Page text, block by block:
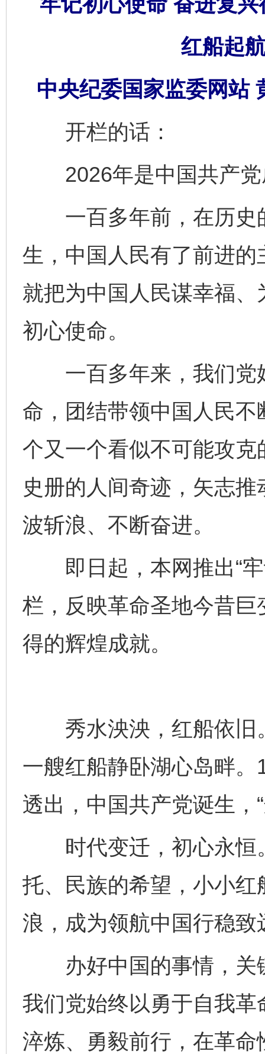
红船起
中央纪委国家监委网站
开栏的话：
2026年是中国共产党
一百多年前，在历史
生，中国人民有了前进
就把为中国人民谋幸福
初心使命。
一百多年来，我们党
命，团结带领中国人民
个又一个看似不可能攻
史册的人间奇迹，矢志
波斩浪、不断奋进。
即日起，本网推出“牢
栏，反映革命圣地今昔
得的辉煌成就。
秀水泱泱，红船依旧
一艘红船静卧湖心岛畔
透出，中国共产党诞生，
时代变迁，初心永恒
托、民族的希望，小小
浪，成为领航中国行稳致
办好中国的事情，关
我们党始终以勇于自我
淬炼、勇毅前行，在革